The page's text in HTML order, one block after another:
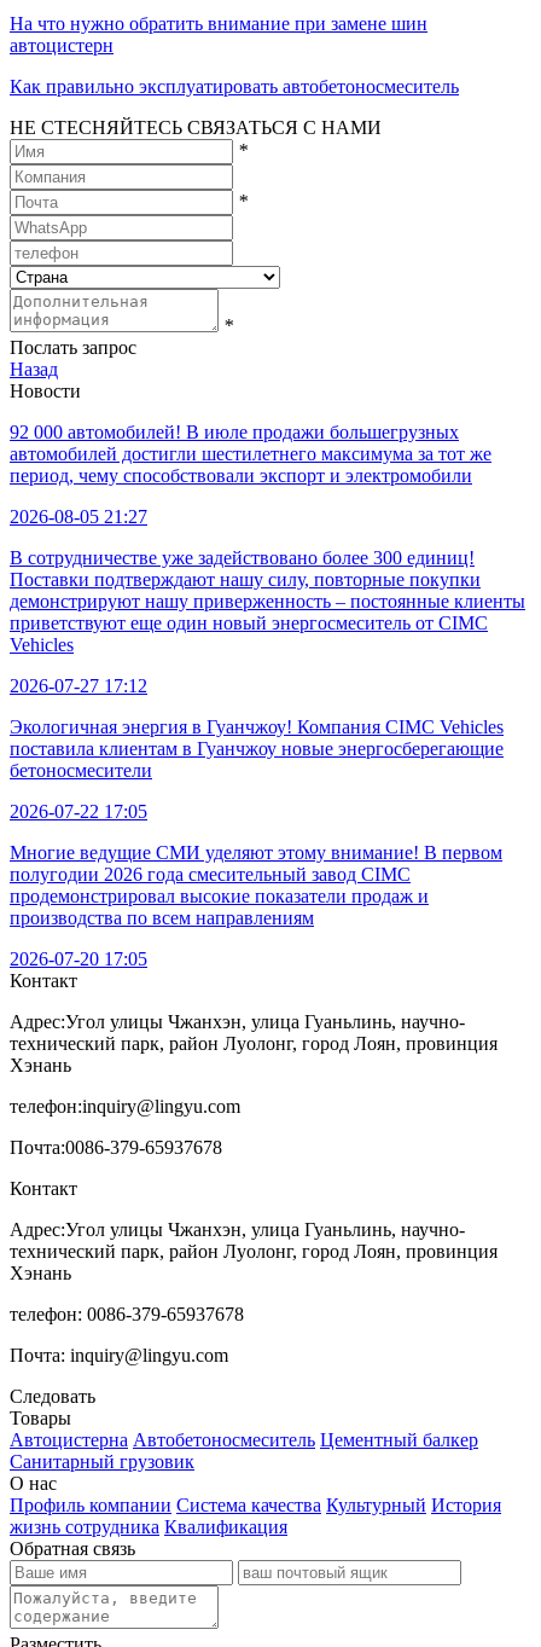
На что нужно обратить внимание при замене шин
автоцистерн
Как правильно эксплуатировать автобетоносмеситель
НЕ СТЕСНЯЙТЕСЬ СВЯЗАТЬСЯ С НАМИ
*
*
*
Послать запрос
Назад
Новости
92 000 автомобилей! В июле продажи большегрузных
автомобилей достигли шестилетнего максимума за тот же
период, чему способствовали экспорт и электромобили
2026-08-05 21:27
В сотрудничестве уже задействовано более 300 единиц!
Поставки подтверждают нашу силу, повторные покупки
демонстрируют нашу приверженность – постоянные клиенты
приветствуют еще один новый энергосмеситель от CIMC
Vehicles
2026-07-27 17:12
Экологичная энергия в Гуанчжоу! Компания CIMC Vehicles
поставила клиентам в Гуанчжоу новые энергосберегающие
бетоносмесители
2026-07-22 17:05
Многие ведущие СМИ уделяют этому внимание! В первом
полугодии 2026 года смесительный завод CIMC
продемонстрировал высокие показатели продаж и
производства по всем направлениям
2026-07-20 17:05
Контакт
Адрес:Угол улицы Чжанхэн, улица Гуаньлинь, научно-
технический парк, район Луолонг, город Лоян, провинция
Хэнань
телефон:inquiry@lingyu.com
Почта:0086-379-65937678
Контакт
Адрес:Угол улицы Чжанхэн, улица Гуаньлинь, научно-
технический парк, район Луолонг, город Лоян, провинция
Хэнань
телефон: 0086-379-65937678
Почта: inquiry@lingyu.com
Следовать
Товары
Автоцистерна Автобетоносмеситель Цементный балкер
Санитарный грузовик
О нас
Профиль компании Система качества Культурный История
жизнь сотрудника Квалификация
Обратная связь